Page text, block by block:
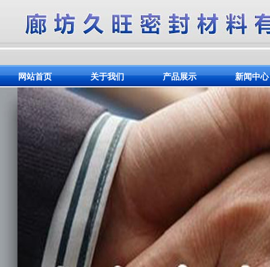
网站首页 关于我们 产品展示 新闻中心